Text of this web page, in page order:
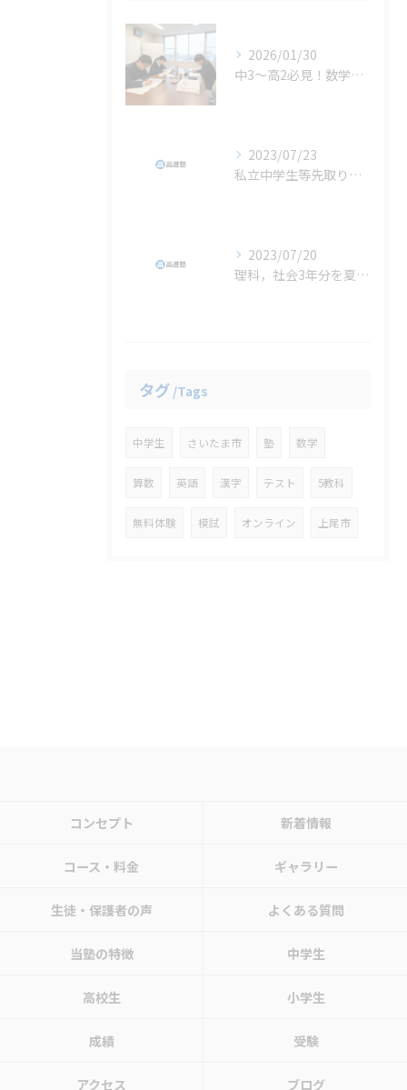
2026/01/30
中3〜高2必見！数学の偏差値を爆上げする少人数制ルート
2023/07/23
私立中学生等先取り学習には、高進塾が最適です。
2023/07/20
理科，社会3年分を夏休みに（授業料は変わりません）
タグ Tags
中学生 さいたま市 塾 数学
算数 英語 漢字 テスト 5教科
無料体験 模試 オンライン 上尾市
コンセプト 新着情報
コース・料金 ギャラリー
生徒・保護者の声 よくある質問
当塾の特徴 中学生
高校生 小学生
成績 受験
アクセス ブログ